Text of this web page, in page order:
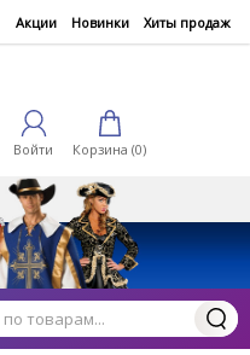
Акции Новинки Хиты продаж
Войти Корзина (0)